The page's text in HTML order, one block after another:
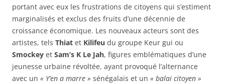
portant avec eux les frustrations de citoyens qui s’estiment
marginalisés et exclus des fruits d’une décennie de
croissance économique. Les nouveaux acteurs sont des
artistes, tels Thiat et Kilifeu du groupe Keur gui ou
Smockey et Sam’s K Le Jah, figures emblématiques d’une
jeunesse urbaine révoltée, ayant provoqué l’alternance
avec un « Y’en a marre » sénégalais et un « balai citoyen »